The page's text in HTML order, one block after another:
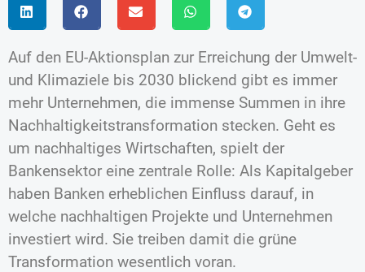
Auf den EU-Aktionsplan zur Erreichung der Umwelt-
und Klimaziele bis 2030 blickend gibt es immer
mehr Unternehmen, die immense Summen in ihre
Nachhaltigkeitstransformation stecken. Geht es
um nachhaltiges Wirtschaften, spielt der
Bankensektor eine zentrale Rolle: Als Kapitalgeber
haben Banken erheblichen Einfluss darauf, in
welche nachhaltigen Projekte und Unternehmen
investiert wird. Sie treiben damit die grüne
Transformation wesentlich voran.